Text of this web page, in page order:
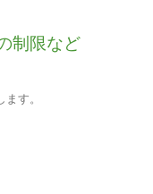
制限など
す。